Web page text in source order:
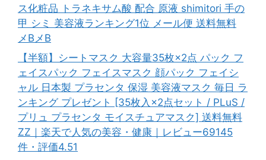
ス化粧品 トラネキサム酸 配合 原液 shimitori 手の
甲 シミ 美容液ランキング1位 メール便 送料無料
メBメB
【半額】シートマスク 大容量35枚×2点 パック フ
ェイスパック フェイスマスク 顔パック フェイシ
ャル 日本製 プラセンタ 保湿 美容液マスク 毎日 ラ
ンキング プレゼント [35枚入×2点セット / PLuS /
プリュ プラセンタ モイスチュアマスク] 送料無料
ZZ｜楽天で人気の美容・健康｜レビュー69145
件・評価4.51